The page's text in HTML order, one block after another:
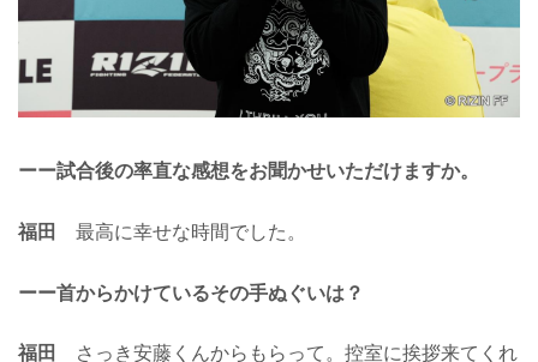
ーー試合後の率直な感想をお聞かせいただけますか。
福田 最高に幸せな時間でした。
ーー首からかけているその手ぬぐいは？
福田
さっき安藤くんからもらって。控室に挨拶来てくれ